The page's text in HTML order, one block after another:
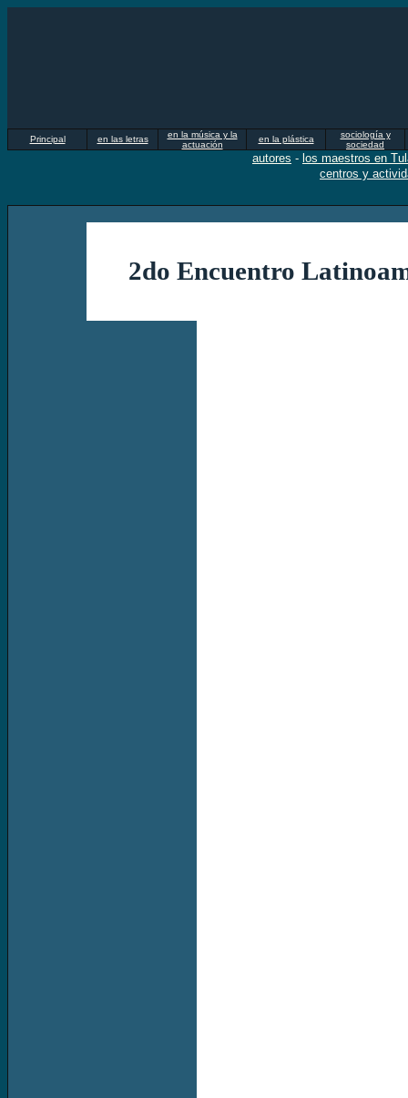
Principal en las letras
en la música y la
actuación
en la plástica
sociología y
sociedad
autores - los maestros en
centros y
2do Encuentro